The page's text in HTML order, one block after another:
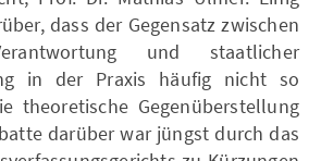
dass der Gegensatz zwischen
und staatlicher
in der Praxis häufig nicht so
theoretische Gegenüberstellung
darüber war jüngst durch das